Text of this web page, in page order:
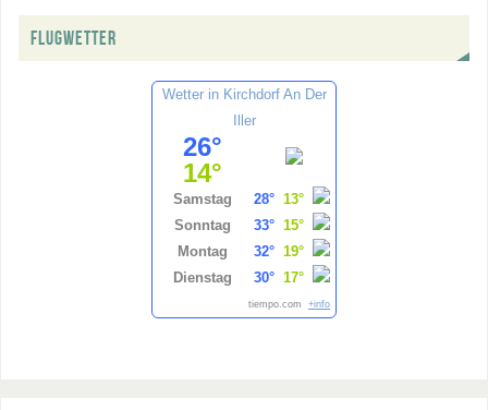
FLUGWETTER
Wetter in Kirchdorf An Der
Iller
26°
14°
Samstag 28° 13°
Sonntag
33° 15°
Montag
32° 19°
Dienstag
30° 17°
tiempo.com +info